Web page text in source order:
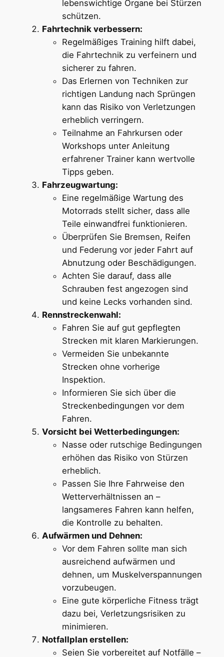
lebenswichtige Organe bei Stürzen
schützen.
Fahrtechnik verbessern:
Regelmäßiges Training hilft dabei,
die Fahrtechnik zu verfeinern und
sicherer zu fahren.
Das Erlernen von Techniken zur
richtigen Landung nach Sprüngen
kann das Risiko von Verletzungen
erheblich verringern.
Teilnahme an Fahrkursen oder
Workshops unter Anleitung
erfahrener Trainer kann wertvolle
Tipps geben.
Fahrzeugwartung:
Eine regelmäßige Wartung des
Motorrads stellt sicher, dass alle
Teile einwandfrei funktionieren.
Überprüfen Sie Bremsen, Reifen
und Federung vor jeder Fahrt auf
Abnutzung oder Beschädigungen.
Achten Sie darauf, dass alle
Schrauben fest angezogen sind
und keine Lecks vorhanden sind.
Rennstreckenwahl:
Fahren Sie auf gut gepflegten
Strecken mit klaren Markierungen.
Vermeiden Sie unbekannte
Strecken ohne vorherige
Inspektion.
Informieren Sie sich über die
Streckenbedingungen vor dem
Fahren.
Vorsicht bei Wetterbedingungen:
Nasse oder rutschige Bedingungen
erhöhen das Risiko von Stürzen
erheblich.
Passen Sie Ihre Fahrweise den
Wetterverhältnissen an –
langsameres Fahren kann helfen,
die Kontrolle zu behalten.
Aufwärmen und Dehnen:
Vor dem Fahren sollte man sich
ausreichend aufwärmen und
dehnen, um Muskelverspannungen
vorzubeugen.
Eine gute körperliche Fitness trägt
dazu bei, Verletzungsrisiken zu
minimieren.
Notfallplan erstellen:
Seien Sie vorbereitet auf Notfälle –